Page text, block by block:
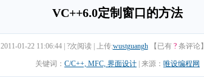
VC++6.0定制窗口的方法
2011-01-22 11:06:44 ?次阅读 上传:wustguangh 【已有 ? 条评论】
关键词： C/C++, MFC, 界面设计 来源： 唯设编程网